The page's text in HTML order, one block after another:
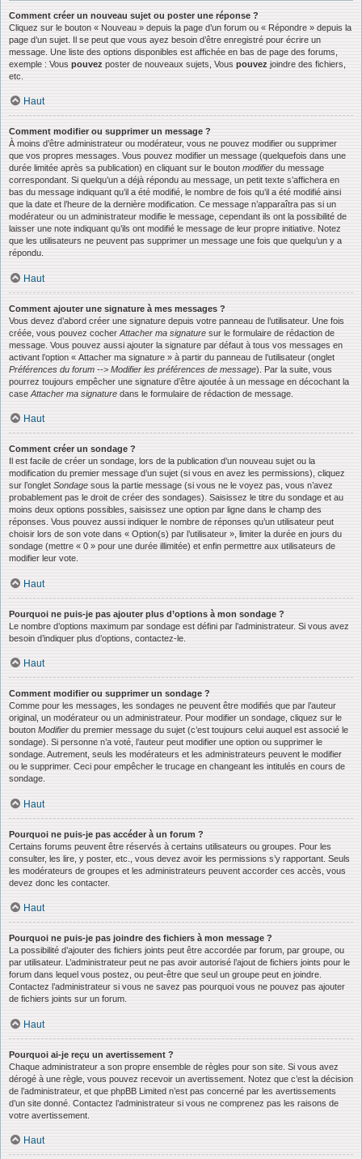
Comment créer un nouveau sujet ou poster une réponse ?
Cliquez sur le bouton « Nouveau » depuis la page d’un forum ou « Répondre » depuis la
page d’un sujet. Il se peut que vous ayez besoin d’être enregistré pour écrire un
message. Une liste des options disponibles est affichée en bas de page des forums,
exemple : Vous pouvez poster de nouveaux sujets, Vous pouvez joindre des fichiers,
etc.
Haut
Comment modifier ou supprimer un message ?
À moins d’être administrateur ou modérateur, vous ne pouvez modifier ou supprimer
que vos propres messages. Vous pouvez modifier un message (quelquefois dans une
durée limitée après sa publication) en cliquant sur le bouton modifier du message
correspondant. Si quelqu’un a déjà répondu au message, un petit texte s’affichera en
bas du message indiquant qu’il a été modifié, le nombre de fois qu’il a été modifié ainsi
que la date et l’heure de la dernière modification. Ce message n’apparaîtra pas si un
modérateur ou un administrateur modifie le message, cependant ils ont la possibilité de
laisser une note indiquant qu’ils ont modifié le message de leur propre initiative. Notez
que les utilisateurs ne peuvent pas supprimer un message une fois que quelqu’un y a
répondu.
Haut
Comment ajouter une signature à mes messages ?
Vous devez d’abord créer une signature depuis votre panneau de l’utilisateur. Une fois
créée, vous pouvez cocher Attacher ma signature sur le formulaire de rédaction de
message. Vous pouvez aussi ajouter la signature par défaut à tous vos messages en
activant l’option « Attacher ma signature » à partir du panneau de l’utilisateur (onglet
Préférences du forum --> Modifier les préférences de message). Par la suite, vous
pourrez toujours empêcher une signature d’être ajoutée à un message en décochant la
case Attacher ma signature dans le formulaire de rédaction de message.
Haut
Comment créer un sondage ?
Il est facile de créer un sondage, lors de la publication d’un nouveau sujet ou la
modification du premier message d’un sujet (si vous en avez les permissions), cliquez
sur l’onglet Sondage sous la partie message (si vous ne le voyez pas, vous n’avez
probablement pas le droit de créer des sondages). Saisissez le titre du sondage et au
moins deux options possibles, saisissez une option par ligne dans le champ des
réponses. Vous pouvez aussi indiquer le nombre de réponses qu’un utilisateur peut
choisir lors de son vote dans « Option(s) par l’utilisateur », limiter la durée en jours du
sondage (mettre « 0 » pour une durée illimitée) et enfin permettre aux utilisateurs de
modifier leur vote.
Haut
Pourquoi ne puis-je pas ajouter plus d’options à mon sondage ?
Le nombre d’options maximum par sondage est défini par l’administrateur. Si vous avez
besoin d’indiquer plus d’options, contactez-le.
Haut
Comment modifier ou supprimer un sondage ?
Comme pour les messages, les sondages ne peuvent être modifiés que par l’auteur
original, un modérateur ou un administrateur. Pour modifier un sondage, cliquez sur le
bouton Modifier du premier message du sujet (c’est toujours celui auquel est associé le
sondage). Si personne n’a voté, l’auteur peut modifier une option ou supprimer le
sondage. Autrement, seuls les modérateurs et les administrateurs peuvent le modifier
ou le supprimer. Ceci pour empêcher le trucage en changeant les intitulés en cours de
sondage.
Haut
Pourquoi ne puis-je pas accéder à un forum ?
Certains forums peuvent être réservés à certains utilisateurs ou groupes. Pour les
consulter, les lire, y poster, etc., vous devez avoir les permissions s’y rapportant. Seuls
les modérateurs de groupes et les administrateurs peuvent accorder ces accès, vous
devez donc les contacter.
Haut
Pourquoi ne puis-je pas joindre des fichiers à mon message ?
La possibilité d’ajouter des fichiers joints peut être accordée par forum, par groupe, ou
par utilisateur. L’administrateur peut ne pas avoir autorisé l’ajout de fichiers joints pour le
forum dans lequel vous postez, ou peut-être que seul un groupe peut en joindre.
Contactez l’administrateur si vous ne savez pas pourquoi vous ne pouvez pas ajouter
de fichiers joints sur un forum.
Haut
Pourquoi ai-je reçu un avertissement ?
Chaque administrateur a son propre ensemble de règles pour son site. Si vous avez
dérogé à une règle, vous pouvez recevoir un avertissement. Notez que c’est la décision
de l’administrateur, et que phpBB Limited n’est pas concerné par les avertissements
d’un site donné. Contactez l’administrateur si vous ne comprenez pas les raisons de
votre avertissement.
Haut